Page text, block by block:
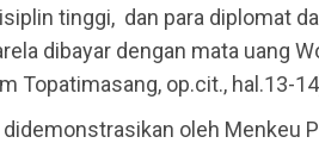
tinggi, dan para diplomat
dibayar dengan mata uang
Topatimasang, op.cit., hal.13-
oleh Menkeu